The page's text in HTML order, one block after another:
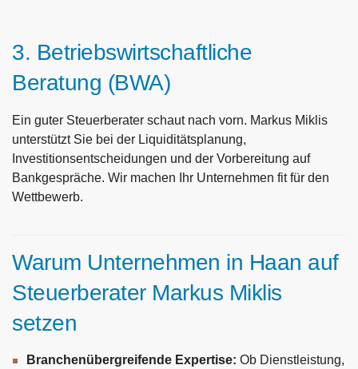
3. Betriebswirtschaftliche
Beratung (BWA)
Ein guter Steuerberater schaut nach vorn. Markus Miklis
unterstützt Sie bei der Liquiditätsplanung,
Investitionsentscheidungen und der Vorbereitung auf
Bankgespräche. Wir machen Ihr Unternehmen fit für den
Wettbewerb.
Warum Unternehmen in Haan auf
Steuerberater Markus Miklis
setzen
Branchenübergreifende Expertise: Ob Dienstleistung,